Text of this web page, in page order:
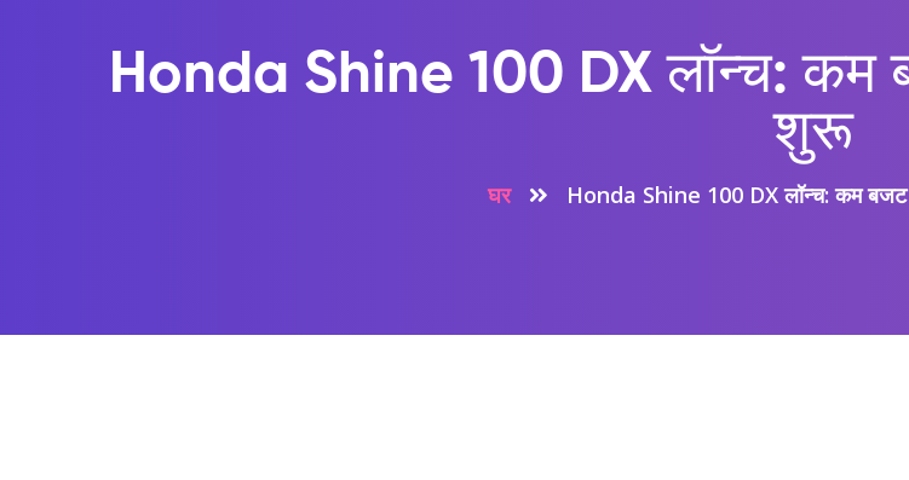
Honda Shine 100 DX लॉन्च: कम
शुरू
घर Honda Shine 100 DX लॉन्च: कम बजट